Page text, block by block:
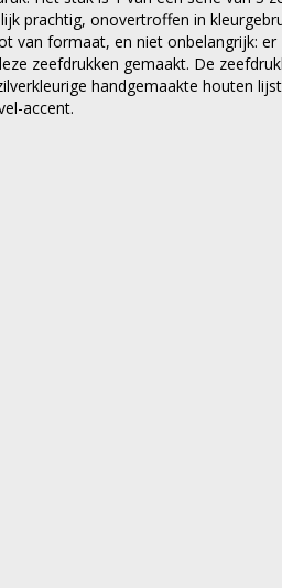
prachtig, onovertroffen in
van formaat, en niet onbelangrijk: er
zeefdrukken gemaakt. De
handgemaakte houten
accent.